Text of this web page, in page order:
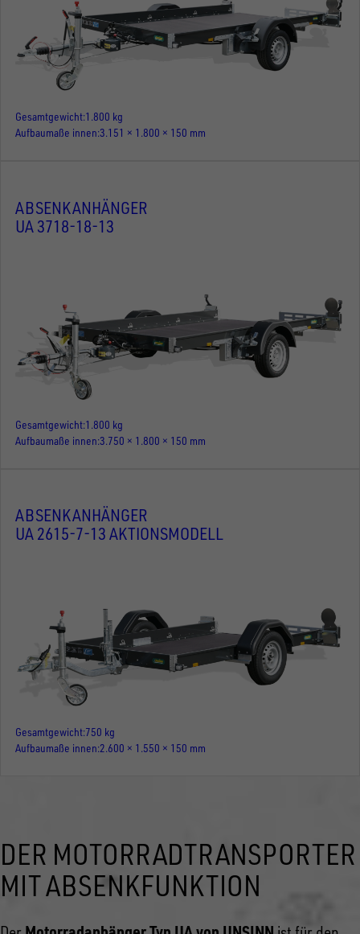
Gesamtgewicht 1.800 kg
Aufbaumaße innen 3.151 × 1.800 × 150 mm
ABSENKANHÄNGER
UA 3718-18-13
Gesamtgewicht 1.800 kg
Aufbaumaße innen 3.750 × 1.800 × 150 mm
ABSENKANHÄNGER
UA 2615-7-13 AKTIONSMODELL
Gesamtgewicht 750 kg
Aufbaumaße innen 2.600 × 1.550 × 150 mm
DER MOTORRADTRANSPORTER
MIT ABSENKFUNKTION